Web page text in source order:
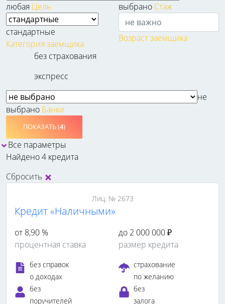
любая Цель
выбрано Стаж
стандартные
Категория заемщика
Возраст заемщика
без страхования
экспресс
не
выбрано Банки
ПОКАЗАТЬ (4)
Все параметры
Найдено 4 кредита
Сбросить
Лиц. № 2673
Кредит «Наличными»
от 8,90 %
процентная ставка
до 2 000 000 ₽
размер кредита
без справок
о доходах
страхование
по желанию
без
поручителей
без
залога